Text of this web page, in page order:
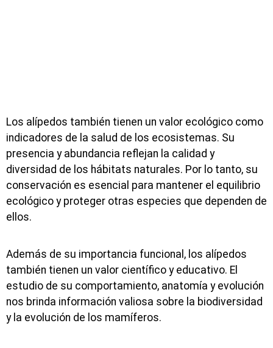
Los alípedos también tienen un valor ecológico como
indicadores de la salud de los ecosistemas. Su
presencia y abundancia reflejan la calidad y
diversidad de los hábitats naturales. Por lo tanto, su
conservación es esencial para mantener el equilibrio
ecológico y proteger otras especies que dependen de
ellos.
Además de su importancia funcional, los alípedos
también tienen un valor científico y educativo. El
estudio de su comportamiento, anatomía y evolución
nos brinda información valiosa sobre la biodiversidad
y la evolución de los mamíferos.